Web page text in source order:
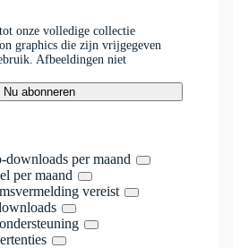
onze volledige collectie
graphics die zijn vrijgegeven
Afbeeldingen niet
Nu abonneren
per maand
per maand
vereist